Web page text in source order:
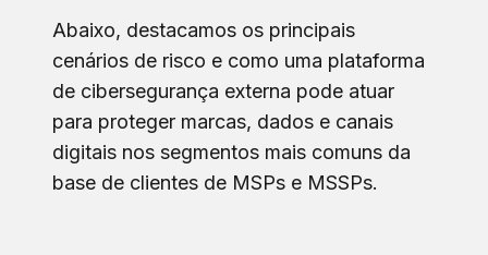
Abaixo, destacamos os principais
cenários de risco e como uma plataforma
de cibersegurança externa pode atuar
para proteger marcas, dados e canais
digitais nos segmentos mais comuns da
base de clientes de MSPs e MSSPs.